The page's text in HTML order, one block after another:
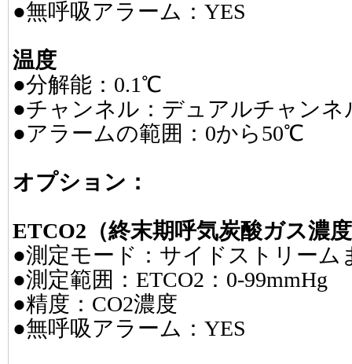
●無呼吸アラーム：YES
温度
●分解能：0.1℃
●チャンネル：デュアルチャンネ
●アラームの範囲：0から50℃
オプション：
ETCO2（終末期呼気炭酸ガス濃
●測定モード：サイドストリーム
●測定範囲：ETCO2：0-99mmHg
●精度：CO2濃度
●無呼吸アラーム：YES